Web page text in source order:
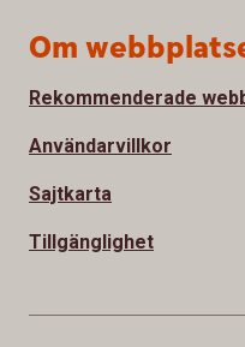
Om
Rekommenderade
Användarvillkor
Sajtkarta
Tillgänglighet